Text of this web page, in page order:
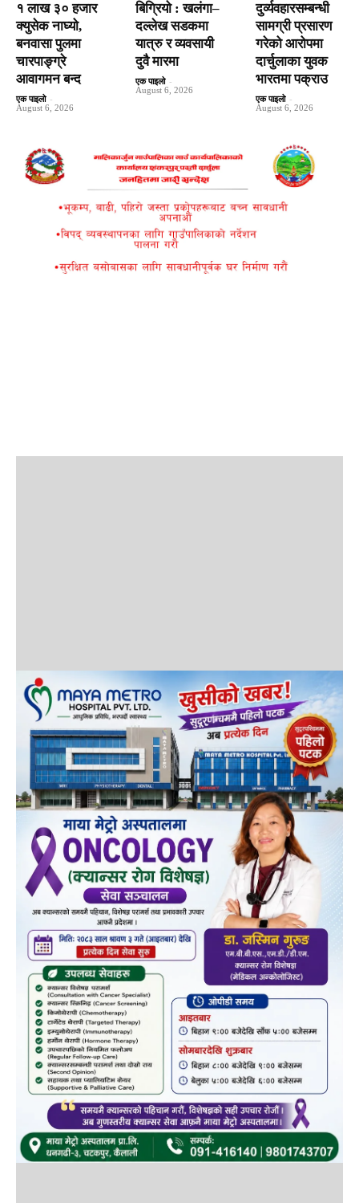
१ लाख ३० हजार
क्युसेक नाघ्यो,
बनवासा पुलमा
चारपाङ्ग्रे
आवागमन बन्द
एक पाइलो -
August 6, 2026
बिग्रियो : खलंगा–
दल्लेख सडकमा
यात्रु र व्यवसायी
दुवै मारमा
एक पाइलो -
August 6, 2026
दुर्व्यवहारसम्बन्धी
सामग्री प्रसारण
गरेको आरोपमा
दार्चुलाका युवक
भारतमा पक्राउ
एक पाइलो -
August 6, 2026